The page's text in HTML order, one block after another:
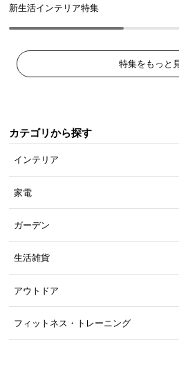
新生活インテリア特集
特集をもっと
カテゴリから探す
インテリア
家電
ガーデン
生活雑貨
アウトドア
フィットネス・トレーニング